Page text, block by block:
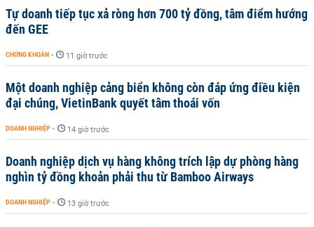
Tự doanh tiếp tục xả ròng hơn 700 tỷ đồng, tâm điểm hướng
đến GEE
CHỨNG KHOÁN - 11 giờ trước
Một doanh nghiệp cảng biển không còn đáp ứng điều kiện
đại chúng, VietinBank quyết tâm thoái vốn
DOANH NGHIỆP - 14 giờ trước
Doanh nghiệp dịch vụ hàng không trích lập dự phòng hàng
nghìn tỷ đồng khoản phải thu từ Bamboo Airways
DOANH NGHIỆP - 13 giờ trước